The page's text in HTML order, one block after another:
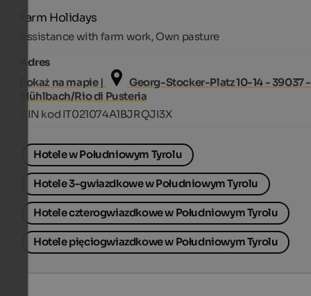
Farm Holidays
Assistance with farm work, Own pasture
Adres
Pokaż na mapie |
Georg-Stocker-Platz 10-14 - 39037 -
Mühlbach/Rio di Pusteria
CIN kod IT021074A1BJRQJI3X
Hotele w Południowym Tyrolu
Hotele 3-gwiazdkowe w Południowym Tyrolu
Hotele czterogwiazdkowe w Południowym Tyrolu
Hotele pięciogwiazdkowe w Południowym Tyrolu